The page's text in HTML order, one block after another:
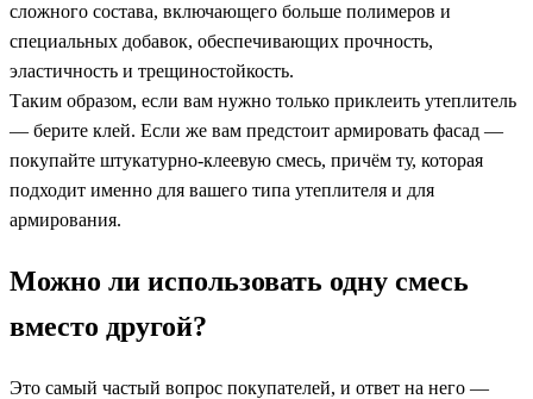
сложного состава, включающего больше полимеров и
специальных добавок, обеспечивающих прочность,
эластичность и трещиностойкость.
Таким образом, если вам нужно только приклеить утеплитель
— берите клей. Если же вам предстоит армировать фасад —
покупайте штукатурно-клеевую смесь, причём ту, которая
подходит именно для вашего типа утеплителя и для
армирования.
Можно ли использовать одну смесь
вместо другой?
Это самый частый вопрос покупателей, и ответ на него —